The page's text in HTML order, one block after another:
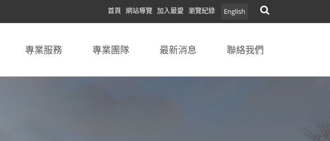
首頁 網站導覽 加入最愛 English
瀏覽紀錄
專業服務 專業團隊 最新消息 聯絡我們